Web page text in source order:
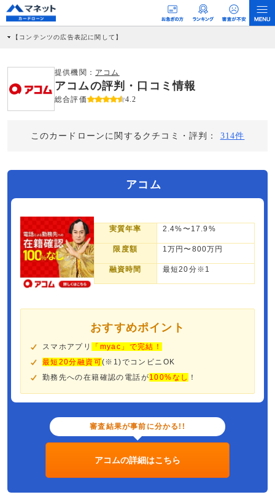
【コンテンツの広告表記に関して】
社に対して企業から紹介報酬が支払われるという収益モデルです。 ただし、特定の
商品を根拠なくPRするものではなく、当編集部の調査／ユーザーへの口コミ収集な
どに基づき、公平性を担保した情報提供を行っています。
>提携企業一覧
提供機関： アコム
アコムの評判・口コミ情報
総合評価 4.2
このカードローンに関するクチコミ・評判： 314件
アコム
実質年率 2.4%〜17.9%
限度額 1万円〜800万円
融資時間 最短20分※1
おすすめポイント
スマホアプリ
「myac」で完結！
最短20分融資可(※1)でコンビニOK
勤務先への在籍確認の電話が100%なし ！
審査結果が事前に分かる!!
アコムの詳細はこちら